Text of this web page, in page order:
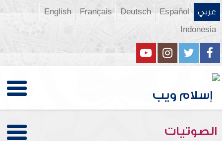
عربي Español
Deutsch
Français
English
Indonesia
الصوتيات